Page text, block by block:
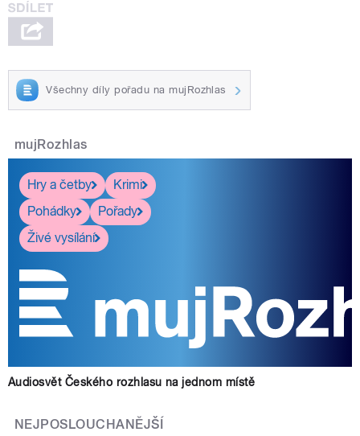
Všechny díly pořadu na mujRozhlas
mujRozhlas
Hry a četby
Krimi
Pohádky
Pořady
Živé vysílání
Audiosvět Českého rozhlasu na jednom místě
NEJPOSLOUCHANĚJŠÍ